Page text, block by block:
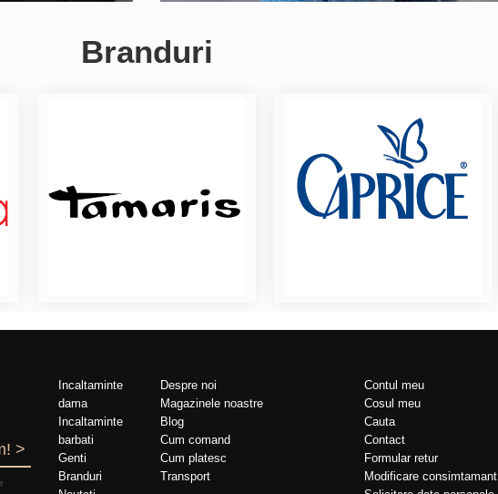
Branduri
>
Incaltaminte
dama
Incaltaminte
barbati
Genti
Branduri
Despre noi
Magazinele noastre
Blog
Cum comand
Cum platesc
Transport
Contul meu
Cosul meu
Cauta
Contact
Formular retur
Modificare consimtamant